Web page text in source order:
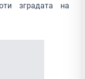
зградата на